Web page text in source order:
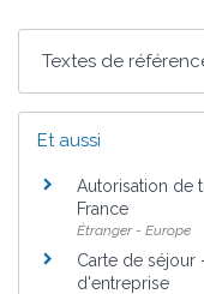
Textes de
Et aussi
Autorisation de
France
Étranger - Europe
Carte de
d'entreprise